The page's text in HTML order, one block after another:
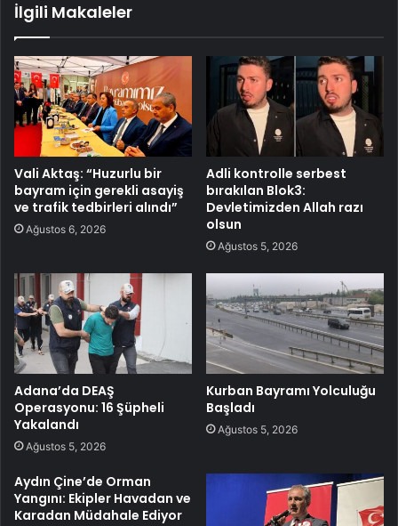
İlgili Makaleler
Vali Aktaş: “Huzurlu bir
bayram için gerekli asayiş
ve trafik tedbirleri alındı”
Ağustos 6, 2026
Adli kontrolle serbest
bırakılan Blok3:
Devletimizden Allah razı
olsun
Ağustos 5, 2026
Adana’da DEAŞ
Operasyonu: 16 Şüpheli
Yakalandı
Ağustos 5, 2026
Kurban Bayramı Yolculuğu
Başladı
Ağustos 5, 2026
Aydın Çine’de Orman
Yangını: Ekipler Havadan ve
Karadan Müdahale Ediyor